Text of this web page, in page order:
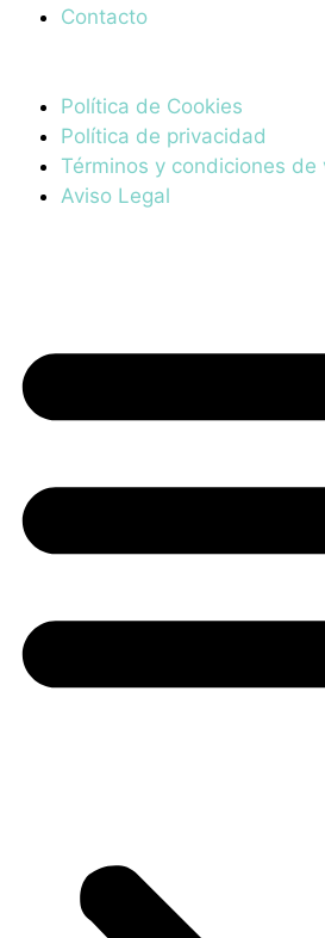
Contacto
Política de Cookies
Política de privacidad
Términos y condiciones de
Aviso Legal